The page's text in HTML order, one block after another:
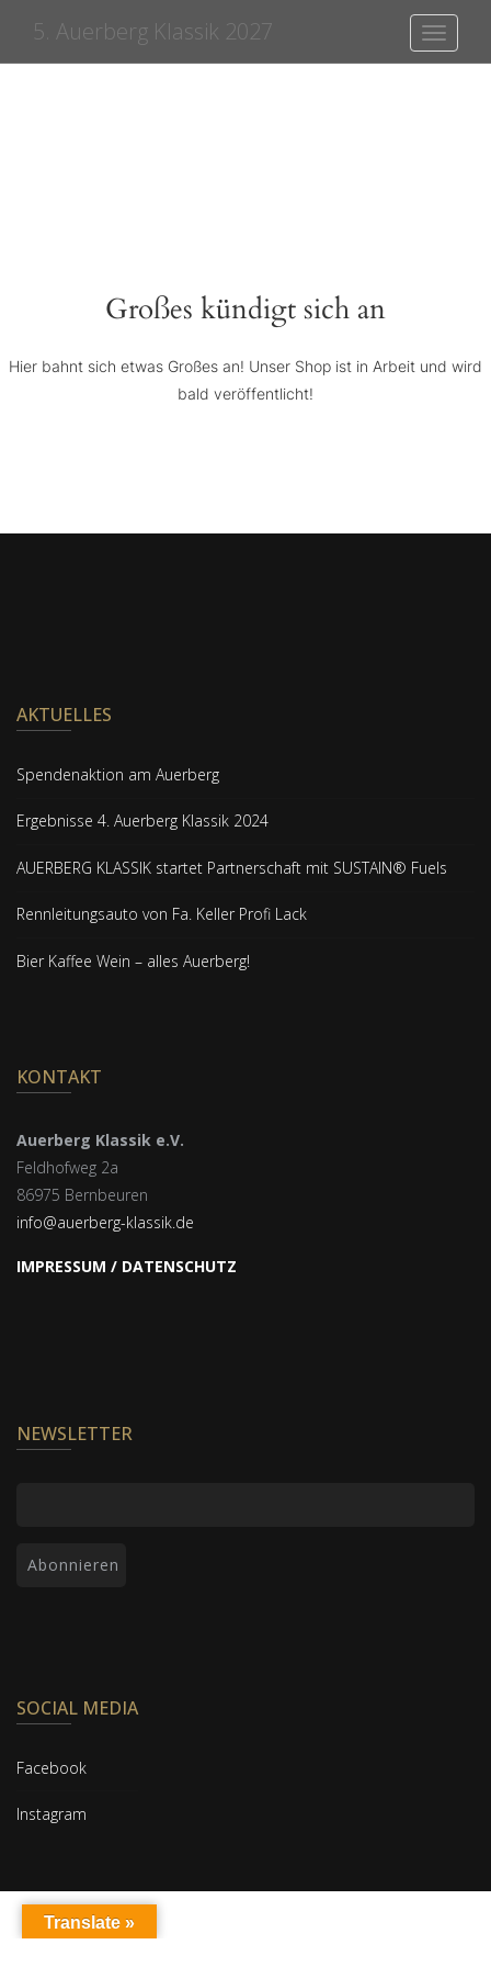
Toggle
5. Auerberg Klassik 2027
Großes kündigt sich an
Hier bahnt sich etwas Großes an! Unser Shop ist in Arbeit und wird
bald veröffentlicht!
AKTUELLES
Spendenaktion am Auerberg
Ergebnisse 4. Auerberg Klassik 2024
AUERBERG KLASSIK startet Partnerschaft mit SUSTAIN® Fuels
Rennleitungsauto von Fa. Keller Profi Lack
Bier Kaffee Wein – alles Auerberg!
KONTAKT
Auerberg Klassik e.V.
Feldhofweg 2a
86975 Bernbeuren
info@auerberg-klassik.de
IMPRESSUM / DATENSCHUTZ
NEWSLETTER
SOCIAL MEDIA
Facebook
Instagram
Translate »